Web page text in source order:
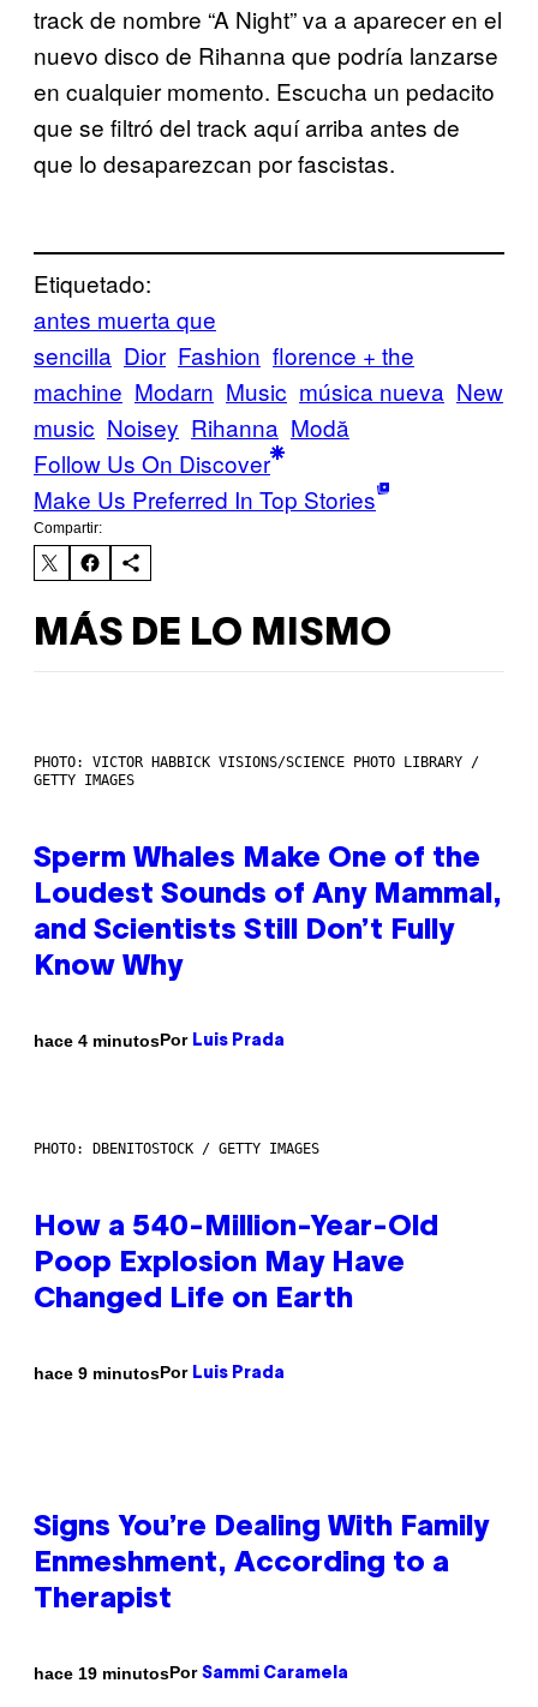
track de nombre “A Night” va a aparecer en el
nuevo disco de Rihanna que podría lanzarse
en cualquier momento. Escucha un pedacito
que se filtró del track aquí arriba antes de
que lo desaparezcan por fascistas.
Etiquetado:
antes muerta que
sencilla Dior Fashion florence + the
machine Modarn Music música nueva New
music Noisey Rihanna Μodă
Follow Us On Discover
Make Us Preferred In Top Stories
Compartir:
MÁS DE LO MISMO
PHOTO: VICTOR HABBICK VISIONS/SCIENCE PHOTO LIBRARY /
GETTY IMAGES
Sperm Whales Make One of the
Loudest Sounds of Any Mammal,
and Scientists Still Don’t Fully
Know Why
hace 4 minutosPor Luis Prada
PHOTO: DBENITOSTOCK / GETTY IMAGES
How a 540-Million-Year-Old
Poop Explosion May Have
Changed Life on Earth
hace 9 minutosPor Luis Prada
Signs You’re Dealing With Family
Enmeshment, According to a
Therapist
hace 19 minutosPor Sammi Caramela